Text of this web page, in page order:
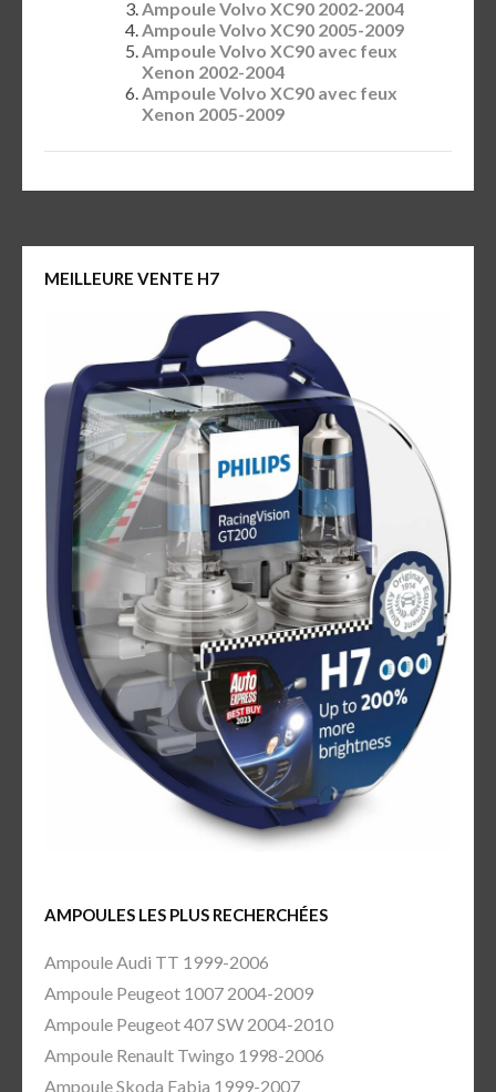
Ampoule Volvo XC90 2002-2004
Ampoule Volvo XC90 2005-2009
Ampoule Volvo XC90 avec feux
Xenon 2002-2004
Ampoule Volvo XC90 avec feux
Xenon 2005-2009
MEILLEURE VENTE H7
AMPOULES LES PLUS RECHERCHÉES
Ampoule Audi TT 1999-2006
Ampoule Peugeot 1007 2004-2009
Ampoule Peugeot 407 SW 2004-2010
Ampoule Renault Twingo 1998-2006
Ampoule Skoda Fabia 1999-2007